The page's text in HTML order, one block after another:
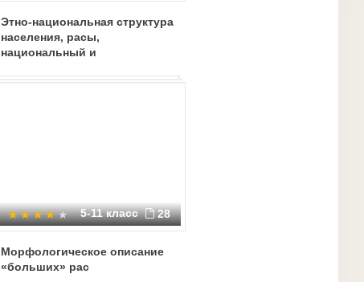
Этно-национальная структура
населения, расы,
национальный и
5-11 класс 28
Морфологическое описание
«больших» рас